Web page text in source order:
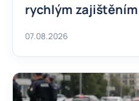
rychlým
07.08.2026